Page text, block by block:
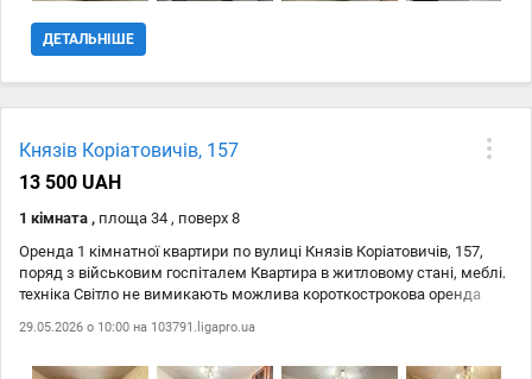
поруч встановлена велика і містка шафа. У коридорі обладнана
велика та містка вбиральня з вбудованими меблями, також є
ДЕТАЛЬНІШЕ
Князів Коріатовичів, 157
13 500 UAH
1 кімната , площа 34 , поверх 8
Оренда 1 кімнатної квартири по вулиці Князів Коріатовичів, 157,
поряд з військовим госпіталем Квартира в житловому стані, меблі,
техніка Світло не вимикають можлива короткострокова оренда
29.05.2026 о 10:00 на 103791.ligapro.ua